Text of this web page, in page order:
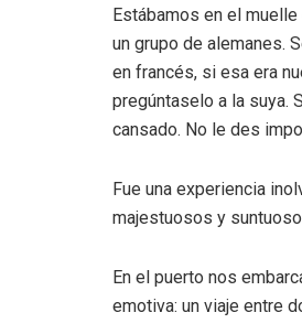
Estábamos en el
un grupo de alemanes.
en francés, si esa era
pregúntaselo a la suya.
cansado. No le des
Fue una experiencia
majestuosos y
En el puerto nos
emotiva: un viaje entre